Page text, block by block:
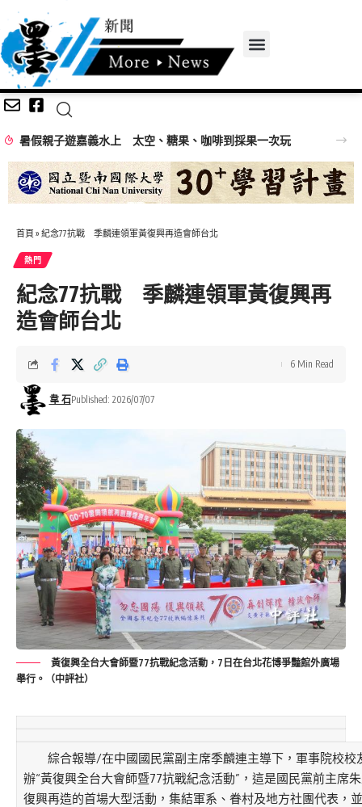
暑假親子遊嘉義水上 太空、糖果、咖啡到採果一次玩
首頁 » 紀念77抗戰 季麟連領軍黃復興再造會師台北
熱門
紀念77抗戰 季麟連領軍黃復興再
造會師台北
韋 石Published: 2026/07/07
6 Min Read
黃復興全台大會師暨77抗戰紀念活動，7日在台北花博爭豔館外廣場
舉行。（中評社）
綜合報導/在中國國民黨副主席季麟連主導下，軍事院校校
辦“黃復興全台大會師暨77抗戰紀念活動”，這是國民黨前主席
復興再造的首場大型活動，集結軍系、眷村及地方社團代表，